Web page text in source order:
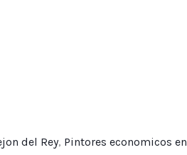
del Rey, Pintores economicos en